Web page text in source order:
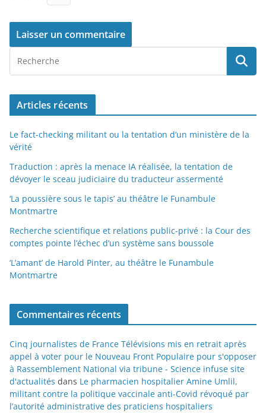
Articles récents
Le fact-checking militant ou la tentation d’un ministère de la
vérité
Traduction : après la menace IA réalisée, la tentation de
dévoyer le sceau judiciaire du traducteur assermenté
‘La poussière sous le tapis’ au théâtre le Funambule
Montmartre
Recherche scientifique et relations public-privé : la Cour des
comptes pointe l’échec d’un système sans boussole
‘L’amant’ de Harold Pinter, au théâtre le Funambule
Montmartre
Commentaires récents
Cinq journalistes de France Télévisions mis en retrait après
appel à voter pour le Nouveau Front Populaire pour s'opposer
à Rassemblement National via tribune - Science infuse site
d'actualités dans Le pharmacien hospitalier Amine Umlil,
militant contre la politique vaccinale anti-Covid révoqué par
l’autorité administrative des praticiens hospitaliers